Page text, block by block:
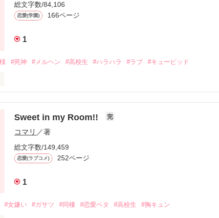
オレンス…？
で美空高校に転校してきたのは“変人ユカリン”こと蒼井 ユカ。
見掛けた“王子様”こと二階堂 政宗(にかいどうまさむね)にひとめぼれ
てもらうべくアタックを試みるが、ある日偶然にもユカは王子様の
あり、もどかしさあり！のテンポよく読んでいけるラブコメにした
…こんなに正反対！？
なのに性格はまるっきり正反対で自由奔放な二人に麻衣は振り回さ
れどエロキャラ、兄･旭と、クールでチャラさゼロだが常にローテン
も実はそれぞれ悲しい過去があって…
トーリー!!
でありきたりな話でもいーじゃない！(笑)
総文字数/84,106
恋愛(学園) 166ページ
1
#死神 #メルヘン #高校生 #ハラハラ #ラブ #キューピッド
キング･オブ･ドジ子。おまけに夢みがちでなんでもすぐ信じちゃう
ス替えで、学年１イケメンと呼ばれている神崎 恋(かんざき れん)と
、縁結びの神様なんだ～♪まだ見習いだけどね☆」
Sweet in my Room!! 完
コマリ ／著
総文字数/149,459
恋愛(ラブコメ) 252ページ
1
#女嫌い #ガサツ #同棲 #恋愛ベタ #高校生 #胸キュン